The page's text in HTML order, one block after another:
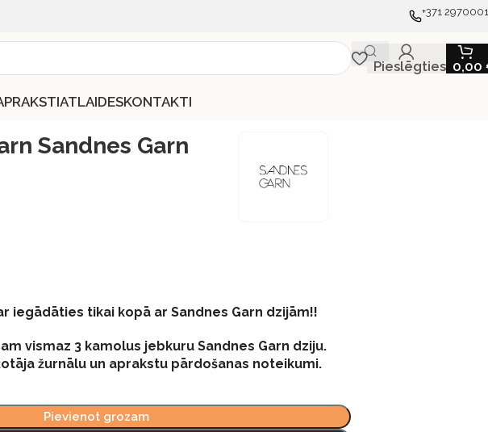
+371
Pieslēgties 0,00
ATLAIDESKONTAKTI
Sandnes Garn
iegādāties tikai kopā ar Sandnes Garn dzijām!!
vismaz 3 kamolus jebkuru Sandnes Garn dziju.
žurnālu un aprakstu pārdošanas noteikumi.
Pievienot grozam